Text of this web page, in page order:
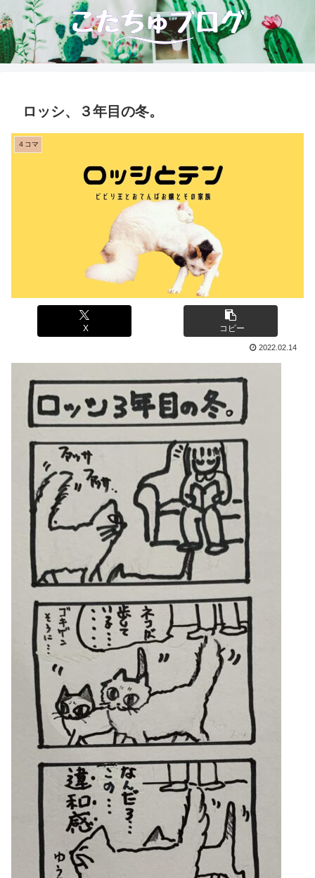
ロッシ、３年目の冬。
４コマ
X コピー
2022.02.14